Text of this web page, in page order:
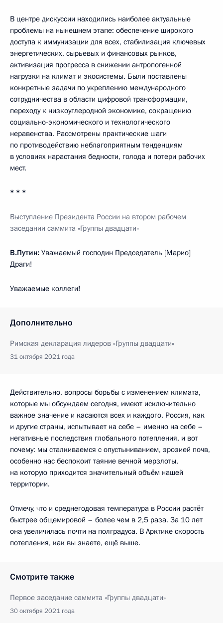
В центре дискуссии находились наиболее актуальные
проблемы на нынешнем этапе: обеспечение широкого
доступа к иммунизации для всех, стабилизация ключевых
энергетических, сырьевых и финансовых рынков,
активизация прогресса в снижении антропогенной
нагрузки на климат и экосистемы. Были поставлены
конкретные задачи по укреплению международного
сотрудничества в области цифровой трансформации,
переходу к низкоуглеродной экономике, сокращению
социально-экономического и технологического
неравенства. Рассмотрены практические шаги
по противодействию неблагоприятным тенденциям
в условиях нарастания бедности, голода и потери рабочих
мест.
* * *
Выступление Президента России на втором рабочем
заседании саммита «Группы двадцати»
В.Путин: Уважаемый господин Председатель [Марио]
Драги!
Уважаемые коллеги!
Дополнительно
Римская декларация лидеров «Группы двадцати»
31 октября 2021 года
Действительно, вопросы борьбы с изменением климата,
которые мы обсуждаем сегодня, имеют исключительно
важное значение и касаются всех и каждого. Россия, как
и другие страны, испытывает на себе – именно на себе –
негативные последствия глобального потепления, и вот
почему: мы сталкиваемся с опустыниванием, эрозией почв,
особенно нас беспокоит таяние вечной мерзлоты,
на которую приходится значительный объём нашей
территории.
Отмечу, что и среднегодовая температура в России растёт
быстрее общемировой – более чем в 2,5 раза. За 10 лет
она увеличилась почти на полградуса. В Арктике скорость
потепления, как вы знаете, ещё выше.
Смотрите также
Первое заседание саммита «Группы двадцати»
30 октября 2021 года